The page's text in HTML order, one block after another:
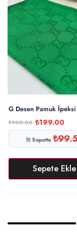
G Desen Pamuk
₺900.00 ₺199.00
Sepette₺
Sepete Ekle